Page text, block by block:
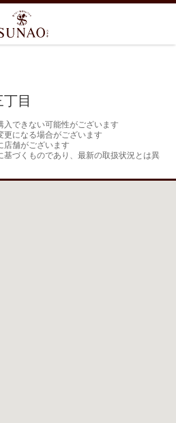
目
できない可能性がございます
更になる場合がございます
店舗がございます
づくものであり、最新の取扱状況とは異